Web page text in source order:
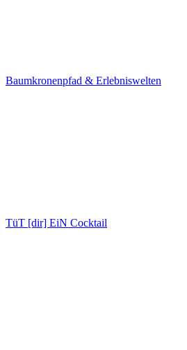
Baumkronenpfad & Erlebniswelten
TüT [dir] EiN Cocktail